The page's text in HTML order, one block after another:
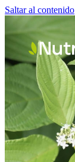
Saltar al contenido